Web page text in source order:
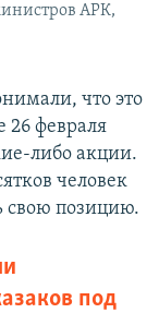
АРК,
что это
26 февраля
либо акции.
человек
свою позицию.
под